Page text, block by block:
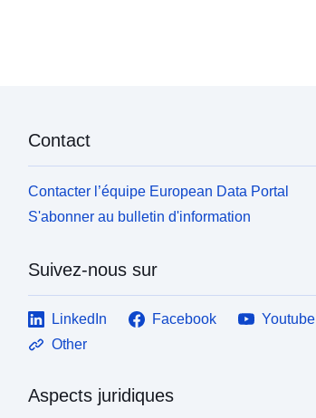
Contact
Contacter l’équipe European Data Portal
S'abonner au bulletin d'information
Suivez-nous sur
LinkedIn Facebook
Youtube
Other
Aspects juridiques